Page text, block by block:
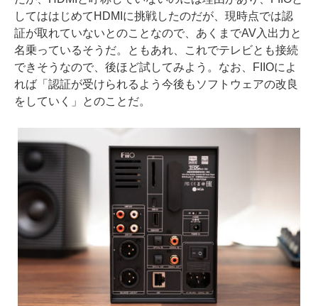
してははじめてHDMIに挑戦したのだが、現時点では認
証が取れていないとのことなので、あくまでAV入出力と
名乗っているそうだ。ともあれ、これでテレビとも接続
できそうなので、後ほど試してみよう。なお、FIIOによ
れば「認証が受けられるよう今後もソフトウェアの改良
をしていく」とのことだ。